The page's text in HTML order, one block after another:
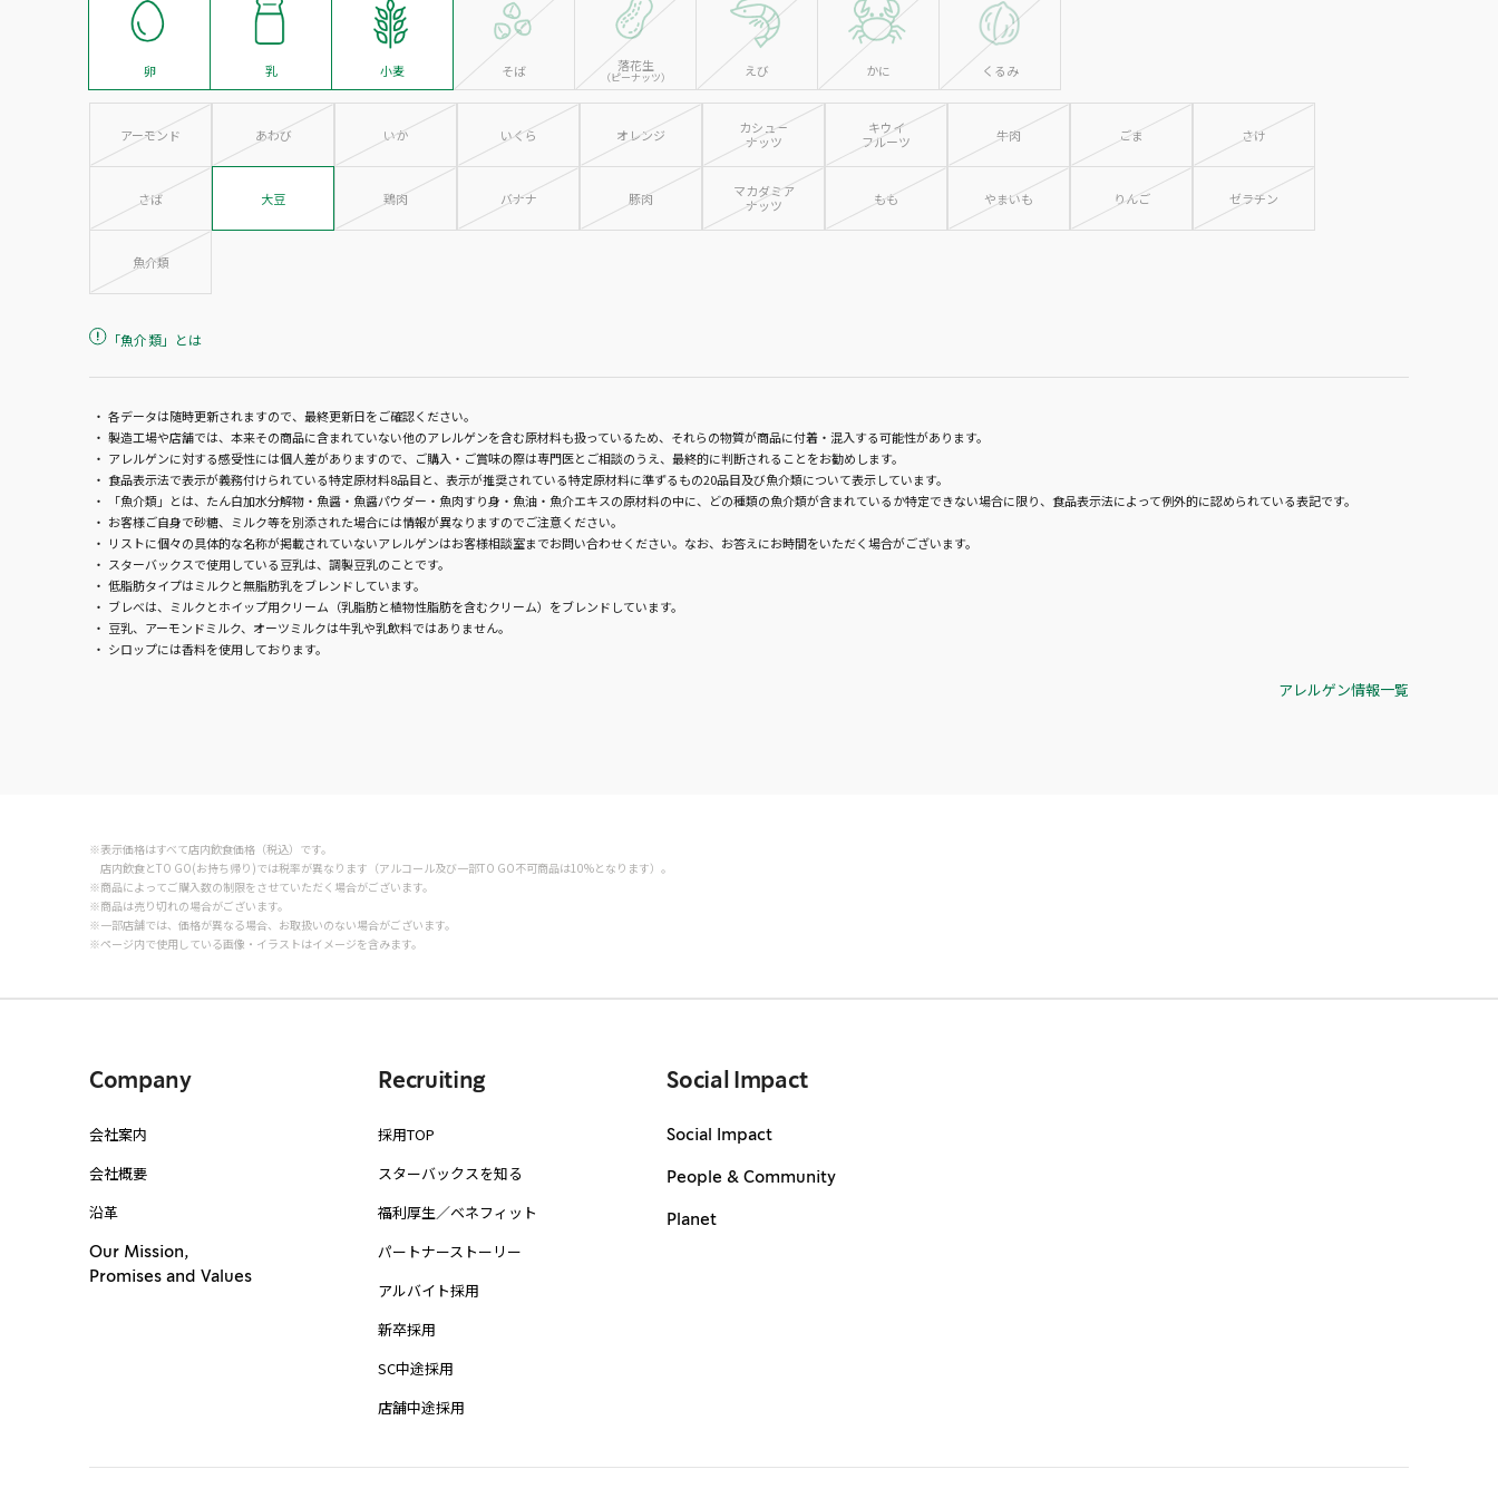
卵 乳 小麦 そば 落花生
（ピーナッツ） えび かに くるみ
アーモンド あわび いか いくら オレンジ
カシュー
ナッツ
キウイ
フルーツ
牛肉 ごま さけ
さば 大豆 鶏肉 バナナ 豚肉
マカダミア
ナッツ
もも やまいも りんご ゼラチン
魚介類
「魚介類」とは
物・魚醤・魚醤パウダー・魚肉すり
身・魚油・魚介エキスの原材料の中
に、どの種類の魚介類が含まれてい
るか特定できない場合に限り、食品
表示法によって例外的に認められて
いる表記です。
各データは随時更新されますので、最終更新日をご確認ください。
製造工場や店舗では、本来その商品に含まれていない他のアレルゲンを含む原材料も扱っているため、それらの物質が商品に付着・混入する可能性があります。
アレルゲンに対する感受性には個人差がありますので、ご購入・ご賞味の際は専門医とご相談のうえ、最終的に判断されることをお勧めします。
食品表示法で表示が義務付けられている特定原材料8品目と、表示が推奨されている特定原材料に準ずるもの20品目及び魚介類について表示しています。
「魚介類」とは、たん白加水分解物・魚醤・魚醤パウダー・魚肉すり身・魚油・魚介エキスの原材料の中に、どの種類の魚介類が含まれているか特定できない場合に限り、食品表示法によって例外的に認められている表記です。
お客様ご自身で砂糖、ミルク等を別添された場合には情報が異なりますのでご注意ください。
リストに個々の具体的な名称が掲載されていないアレルゲンはお客様相談室までお問い合わせください。なお、お答えにお時間をいただく場合がございます。
スターバックスで使用している豆乳は、調製豆乳のことです。
低脂肪タイプはミルクと無脂肪乳をブレンドしています。
ブレべは、ミルクとホイップ用クリーム（乳脂肪と植物性脂肪を含むクリーム）をブレンドしています。
豆乳、アーモンドミルク、オーツミルクは牛乳や乳飲料ではありません。
シロップには香料を使用しております。
アレルゲン情報一覧
※表示価格はすべて店内飲食価格（税込）です。
店内飲食とTO GO(お持ち帰り)では税率が異なります（アルコール及び一部TO GO不可商品は10%となります）。
※商品によってご購入数の制限をさせていただく場合がございます。
※商品は売り切れの場合がございます。
※一部店舗では、価格が異なる場合、お取扱いのない場合がございます。
※ページ内で使用している画像・イラストはイメージを含みます。
Company
会社案内
会社概要
沿革
Our Mission,
Promises and Values
Recruiting
採用TOP
スターバックスを知る
福利厚生／ベネフィット
パートナーストーリー
アルバイト採用
新卒採用
SC中途採用
店舗中途採用
Social Impact
Social Impact
People & Community
Planet